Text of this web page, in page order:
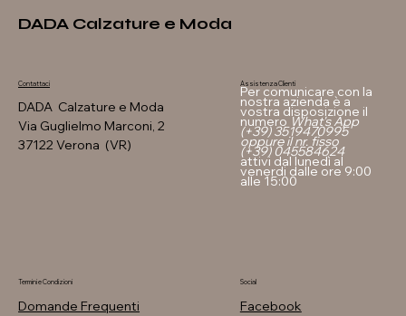
DADA Calzature e Moda
Assistenza Clienti
Per comunicare con la
nostra azienda è a
vostra disposizione il
numeroWhat's App
(+39) 3519470995
oppure il nr. fisso
(+39) 045584624
attivi dal lunedì al
venerdi dalle ore 9:00
alle 15:00
Termini e Condizioni
Domande Frequenti
Contattaci
DADA Calzature e Moda
Via Guglielmo Marconi, 2
37122 Verona (VR)
Social
Facebook